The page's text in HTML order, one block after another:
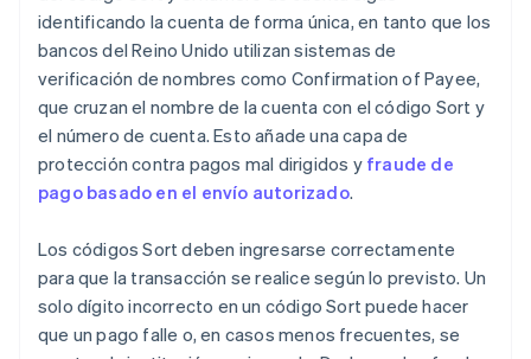
identificando la cuenta de forma única, en tanto que los
bancos del Reino Unido utilizan sistemas de
verificación de nombres como Confirmation of Payee,
que cruzan el nombre de la cuenta con el código Sort y
el número de cuenta. Esto añade una capa de
protección contra pagos mal dirigidos y fraude de
pago basado en el envío autorizado.
Los códigos Sort deben ingresarse correctamente
para que la transacción se realice según lo previsto. Un
solo dígito incorrecto en un código Sort puede hacer
que un pago falle o, en casos menos frecuentes, se